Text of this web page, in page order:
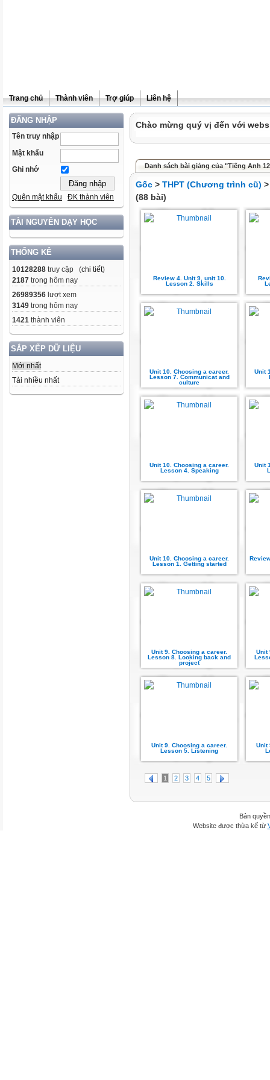
Trang chủ Thành viên Trợ giúp Liên hệ
ĐĂNG NHẬP
Tên truy nhập
Mật khẩu
Ghi nhớ
Quên mật khẩu ĐK thành viên
TÀI NGUYÊN DẠY HỌC
THỐNG KÊ
10128288 truy cập (chi tiết)
2187 trong hôm nay
26989356 lượt xem
3149 trong hôm nay
1421 thành viên
SẮP XẾP DỮ LIỆU
Mới nhất
Tải nhiều nhất
Chào mừng quý vị đến với
Danh sách bài giảng của "Tiếng Anh
Gốc > THPT (Chương trình cũ)
(88 bài)
Review 4. Unit 9, unit 10.
Lesson 2. Skills
Unit 10. Choosing a career.
Lesson 7. Communicat and
culture
Unit
Unit 10. Choosing a career.
Lesson 4. Speaking
Unit
Unit 10. Choosing a career.
Lesson 1. Getting started
Unit 9. Choosing a career.
Lesson 8. Looking back and
project
Unit
Unit 9. Choosing a career.
Lesson 5. Listening
Unit
1 2 3 4 5
Bản
Website được thừa kế từ